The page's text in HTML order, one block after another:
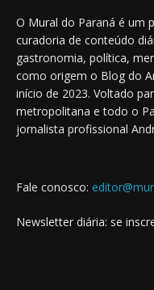
O Mural do Paraná é um
curadoria de conteúdo
gastronomia, política,
como origem o Blog do
início de 2023. Voltado
metropolitana e todo o
jornalista profissional
Fale conosco:
Newsletter diária: se